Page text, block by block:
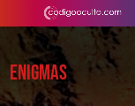
ENIGMAS